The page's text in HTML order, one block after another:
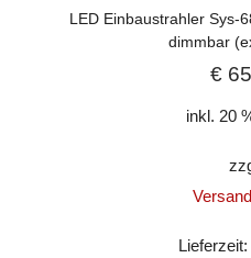
LED Einbaustrahler Sys-
dimmbar
€
inkl. 20